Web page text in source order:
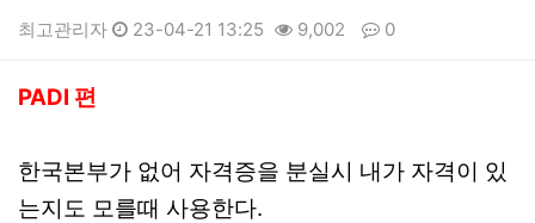
최고관리자 23-04-21 13:25 9,002 0
본문
PADI 편
한국본부가 없어 자격증을 분실시 내가 자격이 있
는지도 모를때 사용한다.